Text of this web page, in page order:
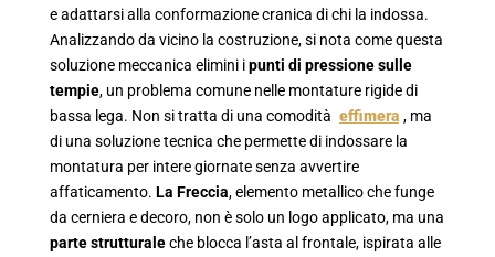
e adattarsi alla conformazione cranica di chi la indossa.
Analizzando da vicino la costruzione, si nota come questa
soluzione meccanica elimini ipunti di pressione sulle
tempie, un problema comune nelle montature rigide di
bassa lega. Non si tratta di una comodità effimera , ma
di una soluzione tecnica che permette di indossare la
montatura per intere giornate senza avvertire
affaticamento. La Freccia, elemento metallico che funge
da cerniera e decoro, non è solo un logo applicato, ma una
parte strutturaleche blocca l’asta al frontale, ispirata alle